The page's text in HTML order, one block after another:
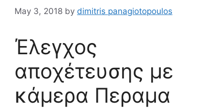
May 3, 2018 by dimitris panagiotopoulos
Έλεγχος
αποχέτευσης με
κάμερα Περαμα